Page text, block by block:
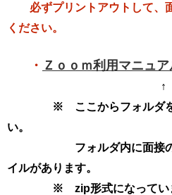
必ずプリントアウトして、
ください。
・ Ｚｏｏｍ利用マニュア
↑
※ ここからフォルダをダ
い。
フォルダ内に面接の実
イルがあります。
※ zip形式になっています